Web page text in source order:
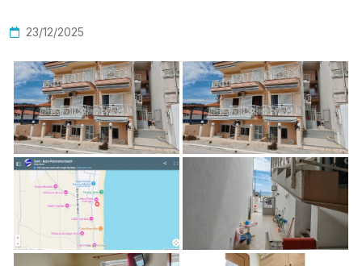
23/12/2025